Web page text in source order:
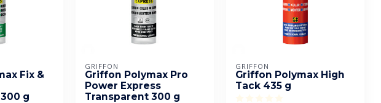
Fix &
g
GRIFFON
Griffon Polymax Pro
Power Express
Transparent 300 g
GRIFFON
Griffon Polymax High
Tack 435 g